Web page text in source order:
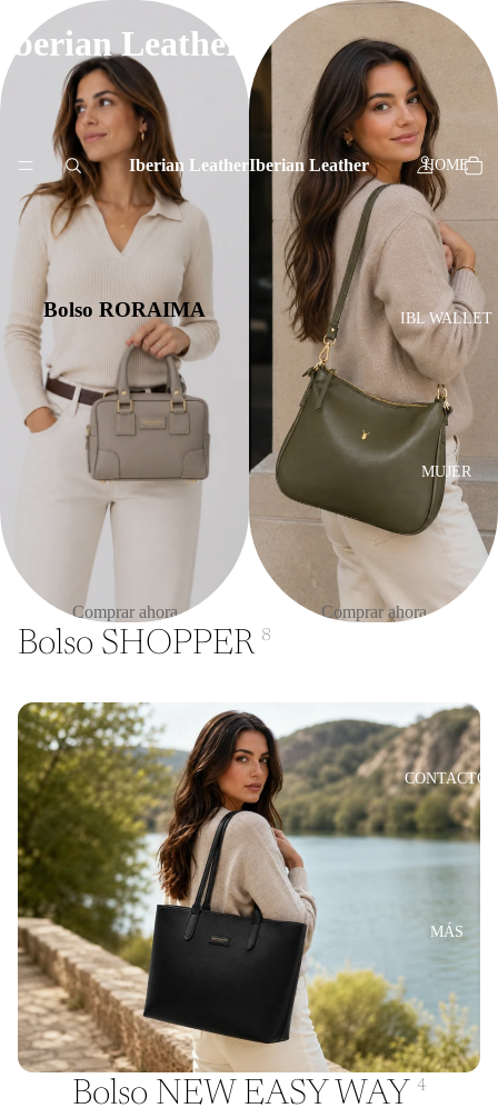
Iberian Leather
HOME
IBL WALLET
MUJER
CONTACTO
MÁS
Iberian LeatherIberian Leather
Bolso RORAIMA
Comprar ahora Comprar ahora
Bolso SHOPPER 8
Bolso NEW EASY WAY 4